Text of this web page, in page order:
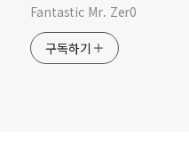
Fantastic Mr. Zer0
구독하기